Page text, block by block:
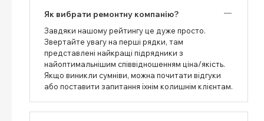
Як вибрати ремонтну компанію?
Завдяки нашому рейтингу це дуже просто.
Звертайте увагу на перші рядки, там
представлені найкращі підрядники з
найоптимальнішим співвідношенням ціна/якість.
Якщо виникли сумніви, можна почитати відгуки
або поставити запитання їхнім колишнім клієнтам.